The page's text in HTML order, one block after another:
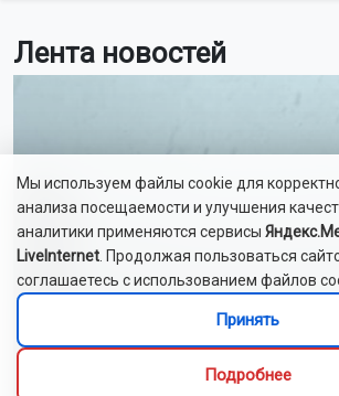
Лента новостей
Мы используем файлы cookie для
анализа посещаемости и улучшения
аналитики применяются сервисы
LiveInternet . Продолжая пользоваться
соглашаетесь с использованием файлов
Принять
Подробнее